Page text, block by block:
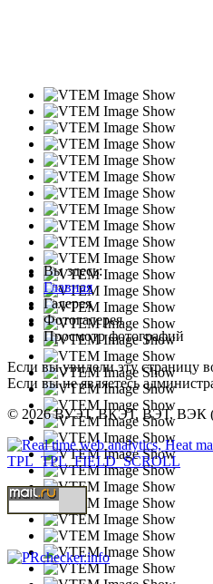
Вы здесь:
Главная
Галерея
Фотогалерея
Просмотр фотографий
Если вы увидели эту страницу
Если вы не являетесь
© 2026 ВУЭТ, ВКЭТ, ВЭТ, ВЭК
TPL_TPL_FIELD_SCROLL